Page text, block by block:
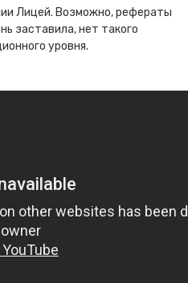
Лицей. Возможно, рефераты
заставила, нет такого
уровня.